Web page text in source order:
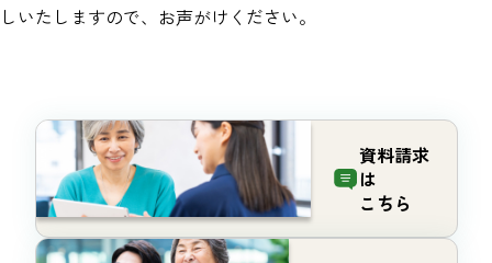
しいたしますので、お声がけください。
資料請求
は
こちら